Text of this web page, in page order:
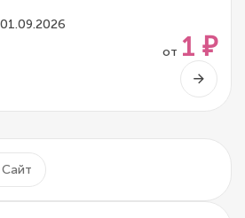
от 1 ₽
Сайт